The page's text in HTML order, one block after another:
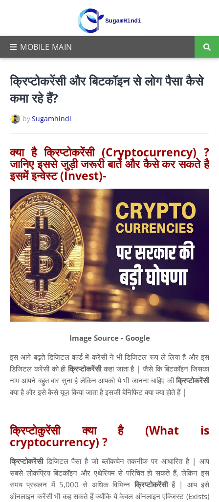
क्रिप्टोकरेंसी और बिटकॉइन से लोग पैसा कैसे
कमा रहे हैं?
bySugamhindi
क्या है क्रिप्टोकरेंसी (Cryptocurrency) ?
जानिए इससे जुड़ी जरूरी बातें और कैसे कर सकते है
इसमें इन्वेस्ट (Invest)-
Image Source - Google
इस आगे बढ़ते डिजिटल वर्ल्ड में करेंसी ने भी डिजिटल रूप ले लिया है और इस
डिजिटल करेंसी को ही क्रिप्टोकरेंसीकहा जाता है | जैसे कि बिटकॉइन जिसका
नाम आपने बहुत बार सुना है लेकिन आपको ये भी जानना चाहिए कीक्रिप्टोकरेंसी
क्या है और इसे कैसे यूज़ किया जाता है इसकी बेनिफिट क्या क्या होते हैं |
क्रिप्टोकुरेंसी क्या है (What is
cryptocurrency) ?
क्रिप्टोकरेंसी डिजिटल पैसा है जो ब्लॉकचेन तकनीक पर आधारित है | आप
सबसे लोकप्रिय बिटकॉइन और एथेरियम से परिचित हो सकते हैं, लेकिन इस
समय प्रचलन में 5,000 से अधिक विभिन्न क्रिप्टोकरेंसी हैं | आप इसे
ऑनलाइन करेंसी भी कह सकते हैं क्योंकि ये केवल ऑनलाइन एक्जिस्ट (Exists)